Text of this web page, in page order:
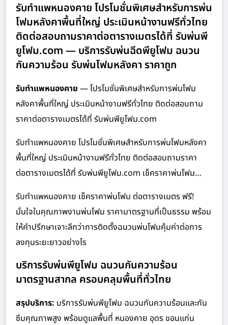
รับทำแพหนองคาย โปรโมชั่นพิเศษสำหรับการพ่น
โฟมหลังคาพื้นที่ใหญ่ ประเมินหน้างานฟรีทั่วไทย
ติดต่อสอบถามราคาต่อตารางเมตรได้ที่ รับพ่นพี
ยูโฟม.com — บริการรับพ่นฉีดพียูโฟม ฉนวน
กันความร้อน รับพ่นโฟมหลังคา ราคาถูก
รับทำแพหนองคาย — โปรโมชั่นพิเศษสำหรับการพ่นโฟม
หลังคาพื้นที่ใหญ่ ประเมินหน้างานฟรีทั่วไทย ติดต่อสอบถาม
ราคาต่อตารางเมตรได้ที่ รับพ่นพียูโฟม.com
รับทำแพหนองคาย โปรโมชั่นพิเศษสำหรับการพ่นโฟมหลังคา
พื้นที่ใหญ่ ประเมินหน้างานฟรีทั่วไทย ติดต่อสอบถามราคา
ต่อตารางเมตรได้ที่ รับพ่นพียูโฟม.com เช็คราคาพ่นโฟม…
รับทำแพหนองคาย เช็คราคาพ่นโฟม ต่อตารางเมตร ฟรี!
มั่นใจในคุณภาพงานพ่นโฟม ราคามาตรฐานที่เป็นธรรม พร้อม
ให้คำปรึกษาเจาะลึกว่าการติดตั้งฉนวนพ่นโฟมคุ้มค่าต่อการ
ลงทุนระยะยาวอย่างไร
บริการรับพ่นพียูโฟม ฉนวนกันความร้อน
มาตรฐานสากล ครอบคลุมพื้นที่ทั่วไทย
สรุปบริการ: บริการรับพ่นพียูโฟม ฉนวนกันความร้อนและกัน
ซึมคุณภาพสูง พร้อมดูแลพื้นที่ หนองคาย อุดร ขอนแก่น